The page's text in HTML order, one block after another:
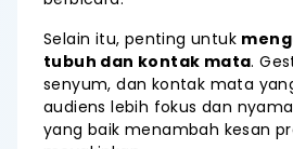
Selain itu, penting untuk
tubuh dan kontak mata.
senyum, dan kontak mata
audiens lebih fokus dan
yang baik menambah kesan